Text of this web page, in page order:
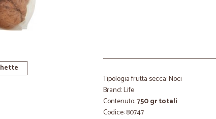
Tipologia frutta secca: Noci
Brand: Life
Contenuto:750 gr totali
Codice: 80747